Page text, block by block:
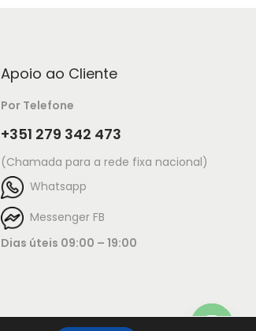
Apoio ao Cliente
Por Telefone
+351 279 342 473
(Chamada para a rede fixa nacional)
Whatsapp
Messenger FB
Dias úteis 09:00 – 19:00